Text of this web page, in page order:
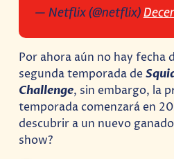
— Netflix (@netflix)
Por ahora aún no hay fecha
segunda temporada de
Challenge, sin embargo, la
temporada comenzará en
descubrir a un nuevo
show?